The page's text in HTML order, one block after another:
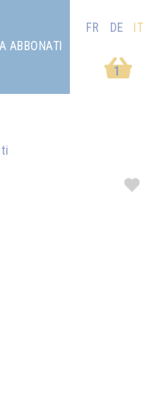
1
ABBONATI
FR DE IT